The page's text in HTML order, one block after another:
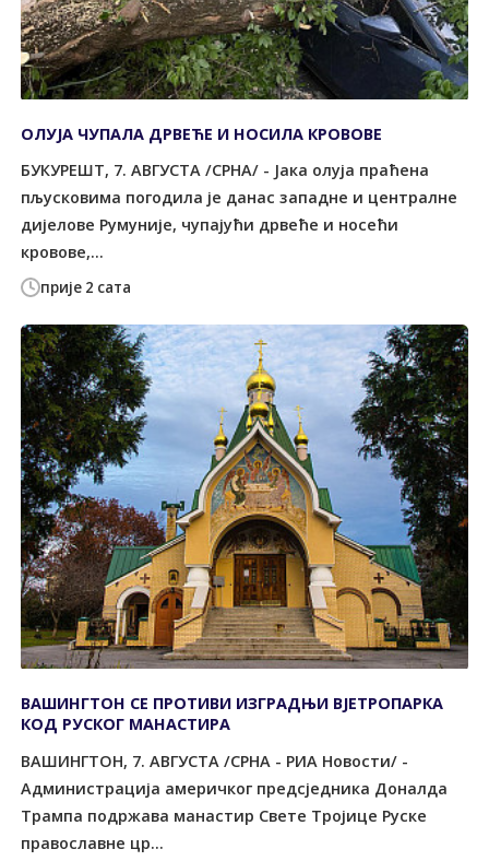
прије 2 сата
ОЛУЈА ЧУПАЛА ДРВЕЋЕ И НОСИЛА КРОВОВЕ
БУКУРЕШT, 7. АВГУСТА /СРНА/ - Јака олуја праћена
пљусковима погодила је данас западне и централне
дијелове Румуније, чупајући дрвеће и носећи
кровове,...
ВАШИНГТОН СЕ ПРОТИВИ ИЗГРАДЊИ ВЈЕТРОПАРКА
КОД РУСКОГ МАНАСТИРА
ВАШИНГТОН, 7. АВГУСТА /СРНА - РИА Новости/ -
Администрација америчког предсједника Доналда
Трампа подржава манастир Свете Тројице Руске
православне цр...